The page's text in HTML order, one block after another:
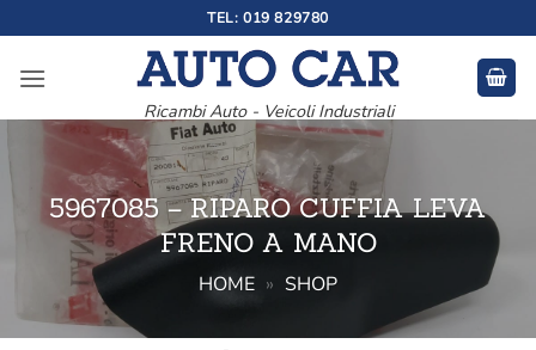
ai
contenuti
TEL: 019 829780
Ricambi Auto - Veicoli Industriali
5967085 – RIPARO CUFFIA LEVA
FRENO A MANO
HOME » SHOP